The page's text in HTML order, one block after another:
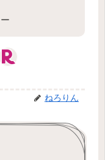
ねろりん